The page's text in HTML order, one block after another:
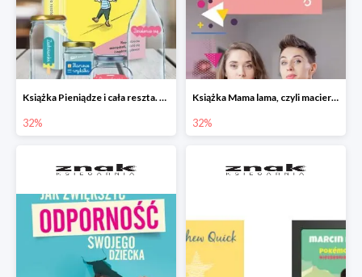
Książka Pieniądze i cała reszta. Naucz dziecko oszczędzać, dzielić się i mądrze wydawać
32%
Książka Mama lama, czyli macierzyństwo i inne przypadłości życiowe
32%